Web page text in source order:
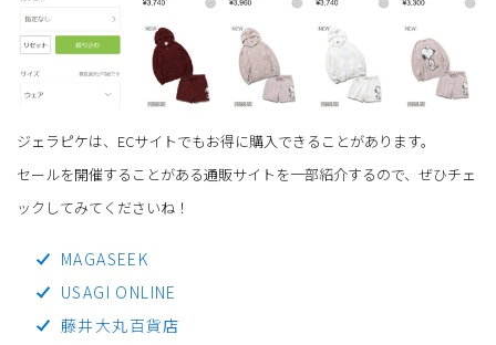
ジェラピケは、ECサイトでもお得に購入できることがあります。
セールを開催することがある通販サイトを一部紹介するので、ぜひチェ
ックしてみてくださいね！
MAGASEEK
USAGI ONLINE
藤井大丸百貨店